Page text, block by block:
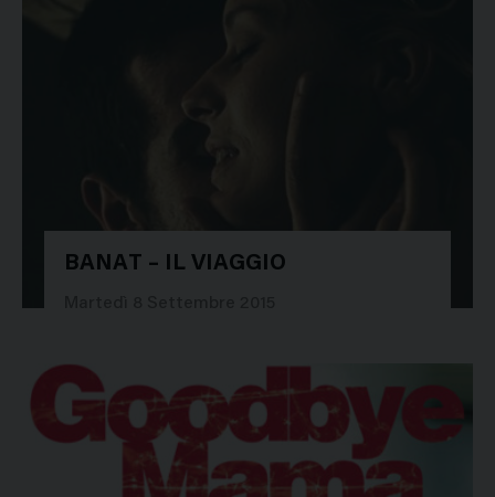
BANAT – IL VIAGGIO